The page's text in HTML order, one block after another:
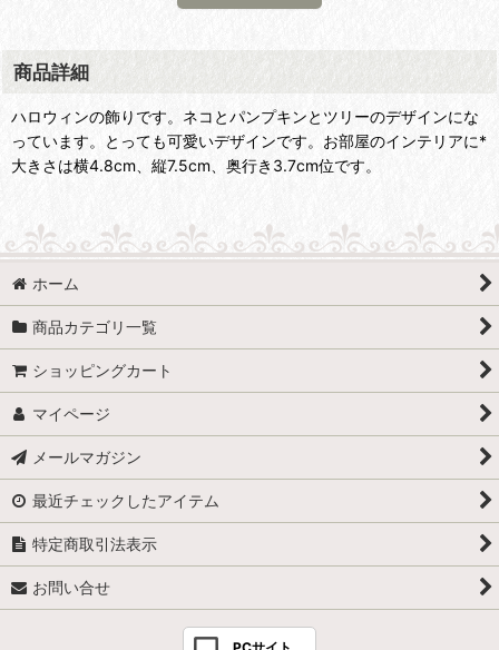
商品詳細
ハロウィンの飾りです。ネコとパンプキンとツリーのデザインにな
っています。とっても可愛いデザインです。お部屋のインテリアに*
大きさは横4.8cm、縦7.5cm、奥行き3.7cm位です。
ホーム
商品カテゴリ一覧
ショッピングカート
マイページ
メールマガジン
最近チェックしたアイテム
特定商取引法表示
お問い合せ